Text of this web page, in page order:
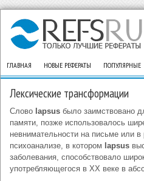
ГЛАВНАЯ НОВЫЕ РЕФЕРАТЫ ПОПУЛЯРНЫЕ
Лексические трансформации
Слово lapsus было заимствовано
памяти, позже использовалось
невнимательности на письме или
психоанализе, в котором lapsus
заболевания, способствовало
употребляющегося в ХХ веке в